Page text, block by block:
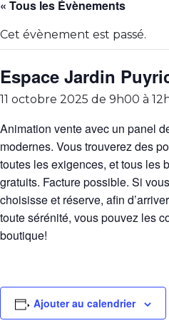
« Tous les Évènements
Cet évènement est passé.
Espace Jardin
11 octobre 2025 de 9h00 à
Animation vente avec un panel
modernes. Vous trouverez des
toutes les exigences, et tous les
gratuits. Facture possible. Si
choisisse et réserve, afin
toute sérénité, vous pouvez les
boutique!
Ajouter au calendrier